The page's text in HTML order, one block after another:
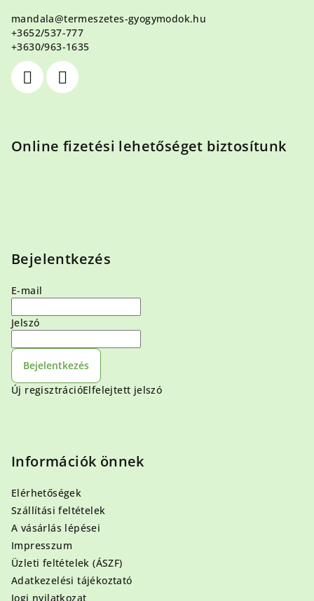
mandala@termeszetes-gyogymodok.hu
+3652/537-777
+3630/963-1635
Online fizetési lehetőséget biztosítunk
Bejelentkezés
E-mail
Jelszó
Bejelentkezés
Új regisztrációElfelejtett jelszó
Információk önnek
Elérhetőségek
Szállítási feltételek
A vásárlás lépései
Impresszum
Üzleti feltételek (ÁSZF)
Adatkezelési tájékoztató
Jogi nyilatkozat